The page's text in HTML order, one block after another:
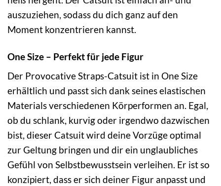
auszuziehen, sodass du dich ganz auf den
Moment konzentrieren kannst.
One Size – Perfekt für jede Figur
Der Provocative Straps-Catsuit ist in One Size
erhältlich und passt sich dank seines elastischen
Materials verschiedenen Körperformen an. Egal,
ob du schlank, kurvig oder irgendwo dazwischen
bist, dieser Catsuit wird deine Vorzüge optimal
zur Geltung bringen und dir ein unglaubliches
Gefühl von Selbstbewusstsein verleihen. Er ist so
konzipiert, dass er sich deiner Figur anpasst und